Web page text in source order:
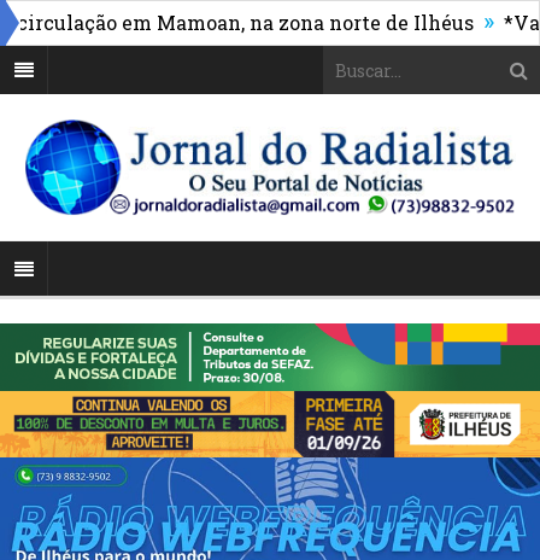
em Mamoan, na zona norte de Ilhéus » *Vasco